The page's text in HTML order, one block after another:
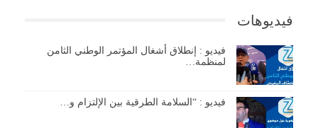
فيديوهات
فيديو : إنطلاق أشغال المؤتمر الوطني الثامن
لمنظمة…
فيديو : “السلامة الطرقية بين الإلتزام و…